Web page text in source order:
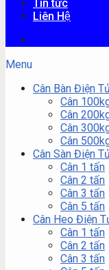
Tin tức
Liên Hệ
Menu
Cân Bàn Điện
Cân
Cân
Cân
Cân
Cân Sàn Điện
Cân 1 tấn
Cân 2 tấn
Cân 3 tấn
Cân 5 tấn
Cân Heo Điện
Cân 1 tấn
Cân 2 tấn
Cân 3 tấn